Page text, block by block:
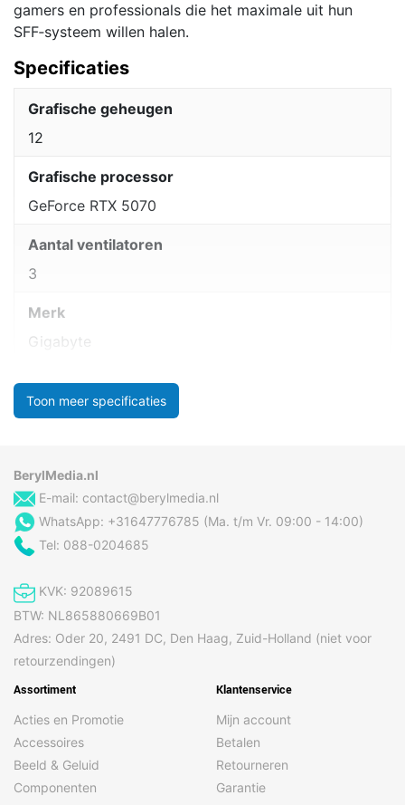
gamers en professionals die het maximale uit hun
SFF‑systeem willen halen.
Specificaties
Grafische geheugen
12
Grafische processor
GeForce RTX 5070
Aantal ventilatoren
3
Merk
Gigabyte
Toon meer specificaties
BerylMedia.nl
E-mail: contact@berylmedia.nl
WhatsApp: +31647776785 (Ma. t/m Vr. 09:00 - 14:00)
Tel: 088-0204685
KVK: 92089615
BTW: NL865880669B01
Adres: Oder 20, 2491 DC, Den Haag, Zuid-Holland (niet voor
retourzendingen)
Assortiment
Acties en Promotie
Accessoires
Beeld & Geluid
Componenten
Klantenservice
Mijn account
Betalen
Retourneren
Garantie